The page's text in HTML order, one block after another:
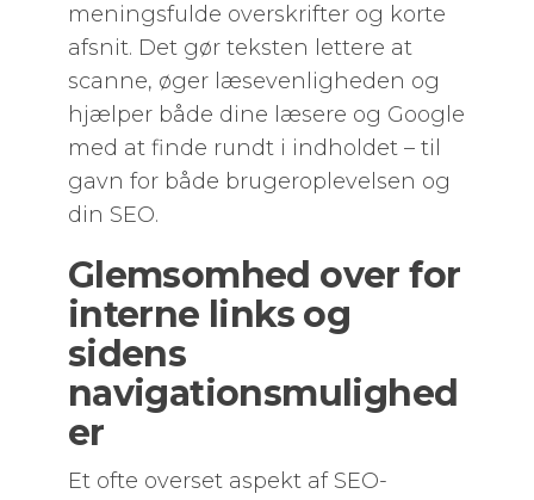
meningsfulde overskrifter og korte
afsnit. Det gør teksten lettere at
scanne, øger læsevenligheden og
hjælper både dine læsere og Google
med at finde rundt i indholdet – til
gavn for både brugeroplevelsen og
din SEO.
Glemsomhed over for
interne links og
sidens
navigationsmulighed
er
Et ofte overset aspekt af SEO-